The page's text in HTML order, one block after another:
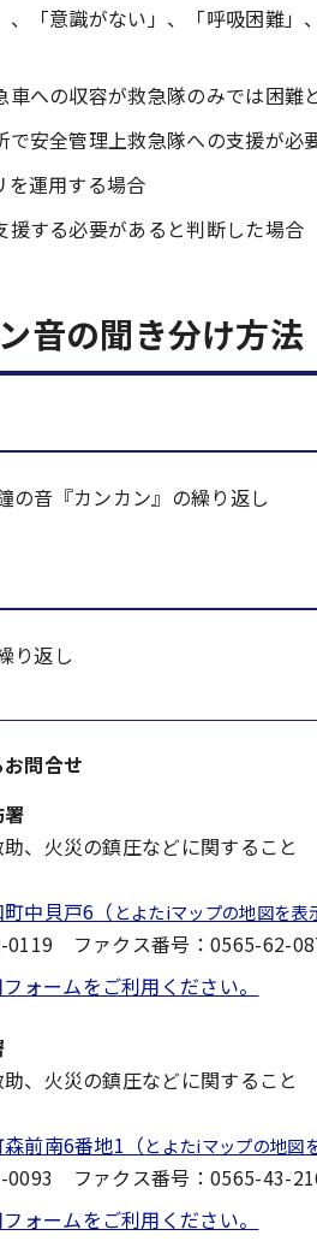
、「意識がない」、「呼吸困難
への収容が救急隊のみでは困難
で安全管理上救急隊への支援が必
を運用する場合
援する必要があると判断した場合
音の聞き分け方法
の音『カンカン』の繰り返し
り返し
お問合せ
、火災の鎮圧などに関すること
中貝戸6（ とよたiマップの地図を表
0119 ファクス番号：0565-62-
ォームをご利用ください。
、火災の鎮圧などに関すること
前南6番地1（とよたiマップの地図
0093 ファクス番号：0565-43-
ォームをご利用ください。